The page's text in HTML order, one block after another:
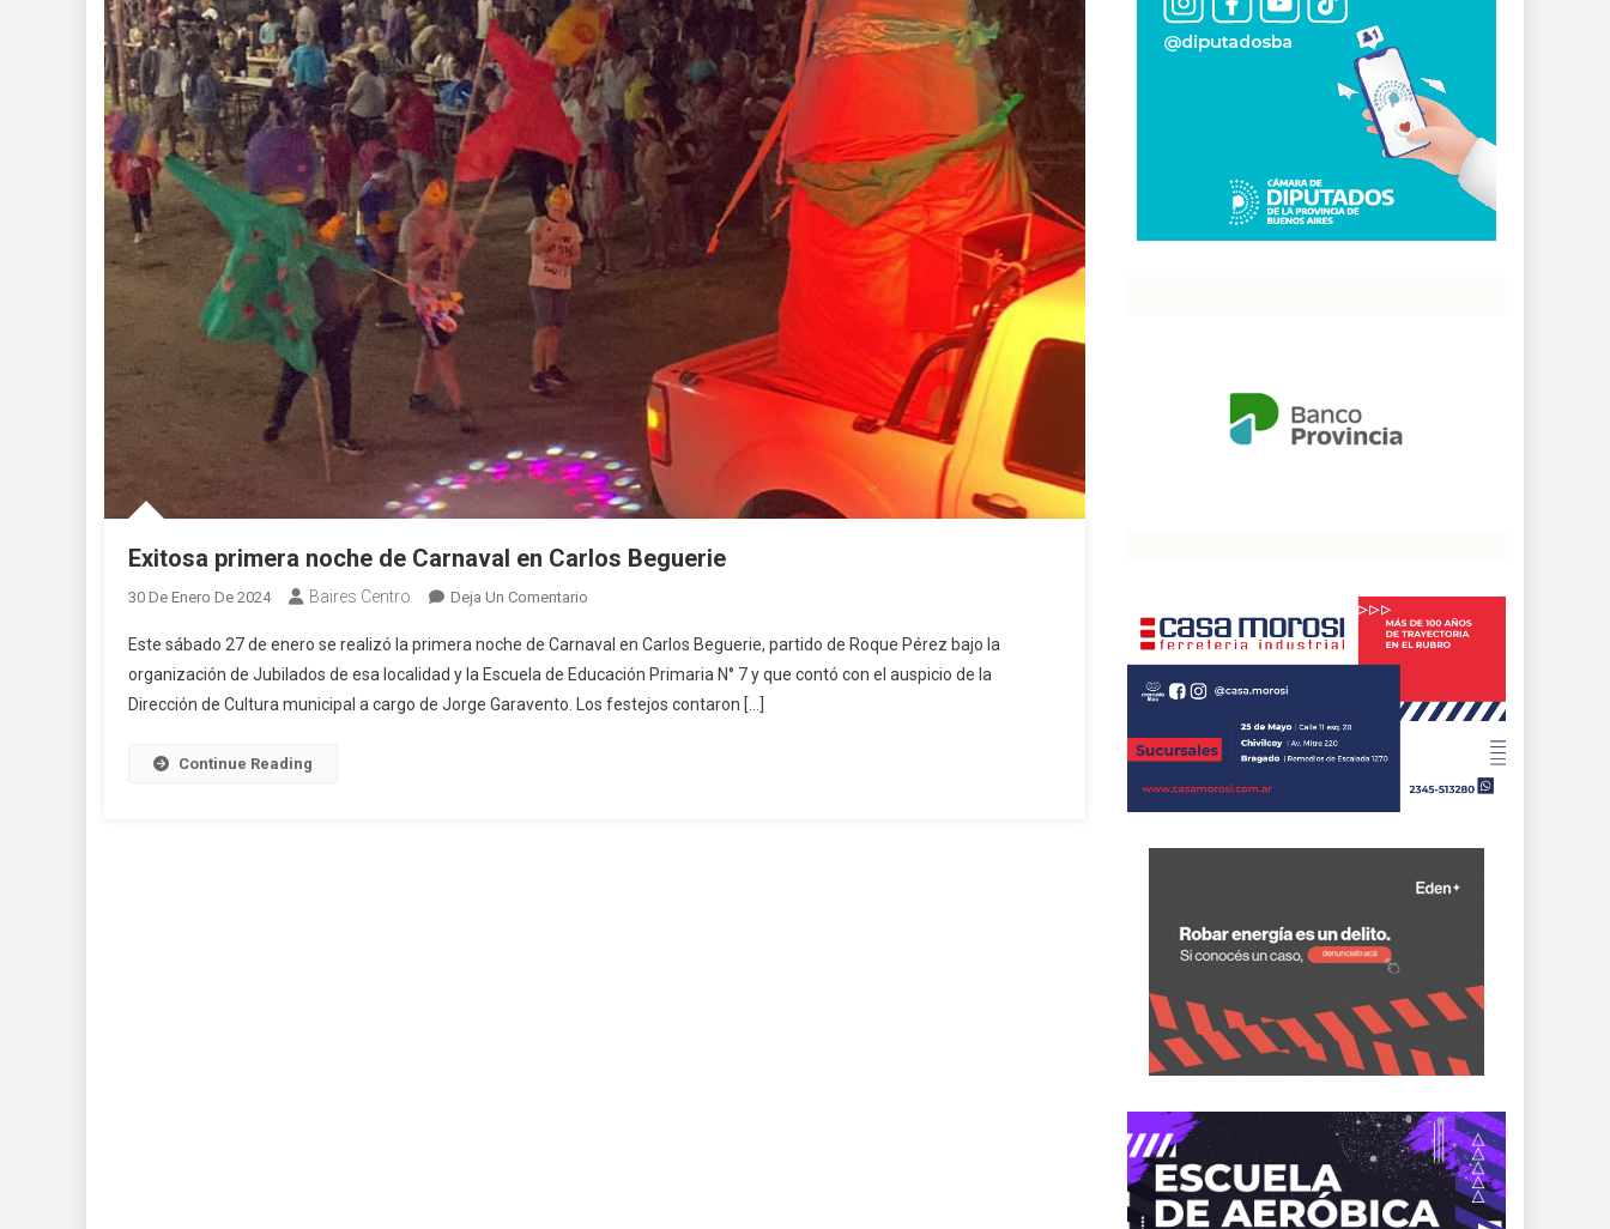
Exitosa primera noche de Carnaval en Carlos Beguerie
30 De Enero De 2024 Baires Centro Deja Un Comentario
Primera
Noche
De
Este sábado 27 de enero se realizó la primera noche de Carnaval en Carlos Beguerie, partido de Roque Pérez bajo la
organización de Jubilados de esa localidad y la Escuela de Educación Primaria N° 7 y que contó con el auspicio de la
Dirección de Cultura municipal a cargo de Jorge Garavento. Los festejos contaron […]
Continue Reading